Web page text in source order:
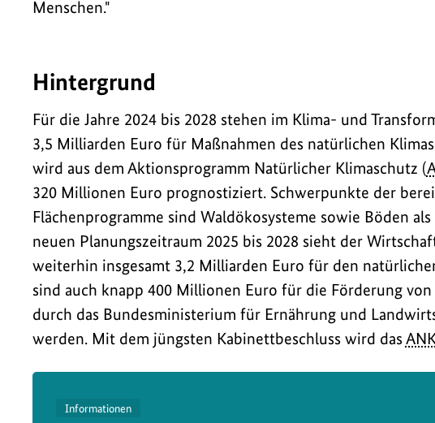
3,5
bereitstellt.
Menschen."
Hintergrund
Für die Jahre 2024 bis 2028 stehen im Klima- und
3,5 Milliarden Euro für Maßnahmen des natürlichen
wird aus dem Aktionsprogramm Natürlicher Klimaschutz (
320 Millionen Euro prognostiziert. Schwerpunkte der
Flächenprogramme sind Waldökosysteme sowie Böden
neuen Planungszeitraum 2025 bis 2028 sieht der
weiterhin insgesamt 3,2 Milliarden Euro für den
sind auch knapp 400 Millionen Euro für die Förderung
durch das Bundesministerium für Ernährung und
werden. Mit dem jüngsten Kabinettbeschluss wird das
Informationen